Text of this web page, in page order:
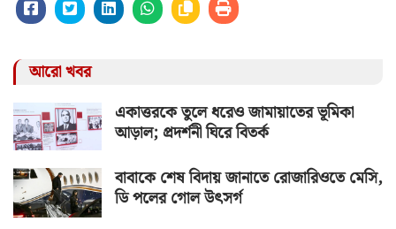
আরো খবর
একাত্তরকে তুলে ধরেও জামায়াতের ভূমিকা
আড়াল; প্রদর্শনী ঘিরে বিতর্ক
বাবাকে শেষ বিদায় জানাতে রোজারিওতে মেসি,
ডি পলের গোল উৎসর্গ